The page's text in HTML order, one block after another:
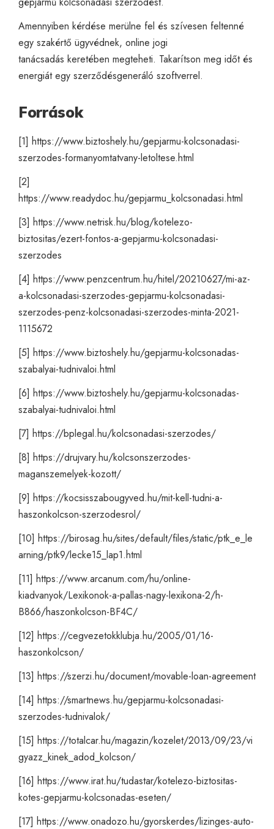
Amennyiben kérdése merülne fel és szívesen feltenné
egy szakértő ügyvédnek, online jogi
tanácsadás keretében megteheti. Takarítson meg időt és
energiát egy szerződésgeneráló szoftverrel.
Források
[1] https://www.biztoshely.hu/gepjarmu-kolcsonadasi-
szerzodes-formanyomtatvany-letoltese.html
[2]
https://www.readydoc.hu/gepjarmu_kolcsonadasi.html
[3] https://www.netrisk.hu/blog/kotelezo-
biztositas/ezert-fontos-a-gepjarmu-kolcsonadasi-
szerzodes
[4] https://www.penzcentrum.hu/hitel/20210627/mi-az-
a-kolcsonadasi-szerzodes-gepjarmu-kolcsonadasi-
szerzodes-penz-kolcsonadasi-szerzodes-minta-2021-
1115672
[5] https://www.biztoshely.hu/gepjarmu-kolcsonadas-
szabalyai-tudnivaloi.html
[6] https://www.biztoshely.hu/gepjarmu-kolcsonadas-
szabalyai-tudnivaloi.html
[7] https://bplegal.hu/kolcsonadasi-szerzodes/
[8] https://drujvary.hu/kolcsonszerzodes-
maganszemelyek-kozott/
[9] https://kocsisszabougyved.hu/mit-kell-tudni-a-
haszonkolcson-szerzodesrol/
[10] https://birosag.hu/sites/default/files/static/ptk_e_le
arning/ptk9/lecke15_lap1.html
[11] https://www.arcanum.com/hu/online-
kiadvanyok/Lexikonok-a-pallas-nagy-lexikona-2/h-
B866/haszonkolcson-BF4C/
[12] https://cegvezetokklubja.hu/2005/01/16-
haszonkolcson/
[13] https://szerzi.hu/document/movable-loan-agreement
[14] https://smartnews.hu/gepjarmu-kolcsonadasi-
szerzodes-tudnivalok/
[15] https://totalcar.hu/magazin/kozelet/2013/09/23/vi
gyazz_kinek_adod_kolcson/
[16] https://www.irat.hu/tudastar/kotelezo-biztositas-
kotes-gepjarmu-kolcsonadas-eseten/
[17] https://www.onadozo.hu/gyorskerdes/lizinges-auto-